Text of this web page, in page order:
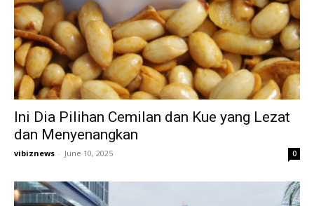
Ini Dia Pilihan Cemilan dan Kue yang Lezat
dan Menyenangkan
vibiznews - June 10, 2025 0